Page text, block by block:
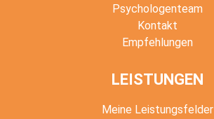
Psychologenteam
Kontakt
Empfehlungen
LEISTUNGEN
Meine Leistungsfelder